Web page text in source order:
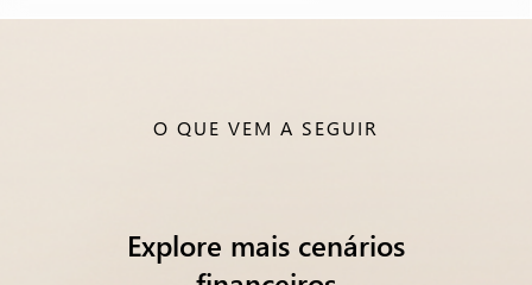
O QUE VEM A SEGUIR
Explore mais cenários